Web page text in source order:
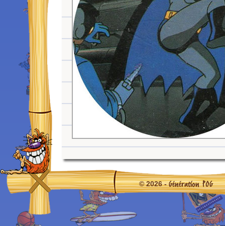
© 2026 -Génération POG